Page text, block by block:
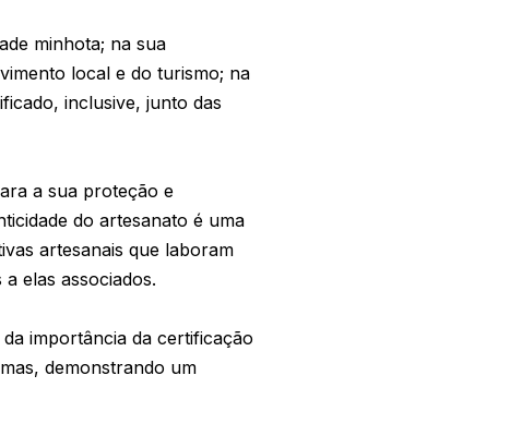
minhota; na sua
local e do turismo; na
inclusive, junto das
a sua proteção e
do artesanato é uma
artesanais que laboram
elas associados.
importância da certificação
demonstrando um